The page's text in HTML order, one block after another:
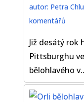
autor: Petra
komentářů
Již desátý rok
Pittsburghu
bělohlavého